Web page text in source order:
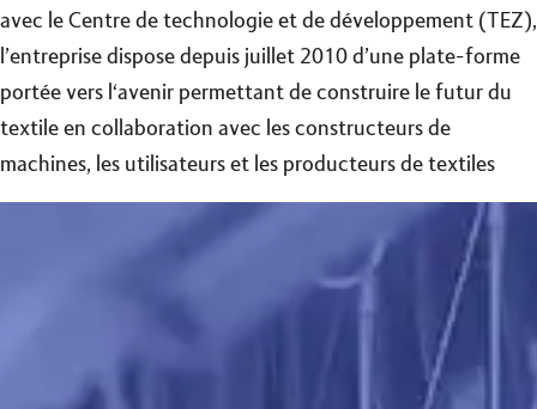
avec le Centre de technologie et de développement (TEZ),
l’entreprise dispose depuis juillet 2010 d’une plate-forme
portée vers l‘avenir permettant de construire le futur du
textile en collaboration avec les constructeurs de
machines, les utilisateurs et les producteurs de textiles